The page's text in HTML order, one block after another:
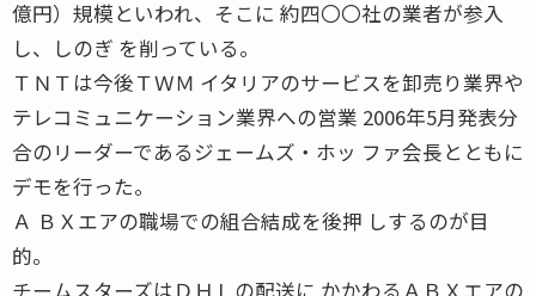
億円）規模といわれ、そこに 約四〇〇社の業者が参入
し、しのぎ を削っている。
ＴＮＴは今後ＴＷＭ イタリアのサービスを卸売り業界や
テレコミュニケーション業界への営業 2006年5月発表分
合のリーダーであるジェームズ・ホッ ファ会長とともに
デモを行った。
Ａ ＢＸエアの職場での組合結成を後押 しするのが目
的。
チームスターズはＤＨＬの配送に かかわるＡＢＸエアの